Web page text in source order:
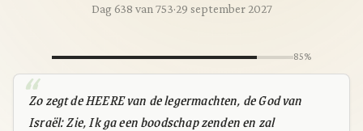
Dag 638 van 753·29 september 2027
85%
Zo zegt de HEERE van de legermachten, de God van
Israël: Zie, Ik ga een boodschap zenden en zal